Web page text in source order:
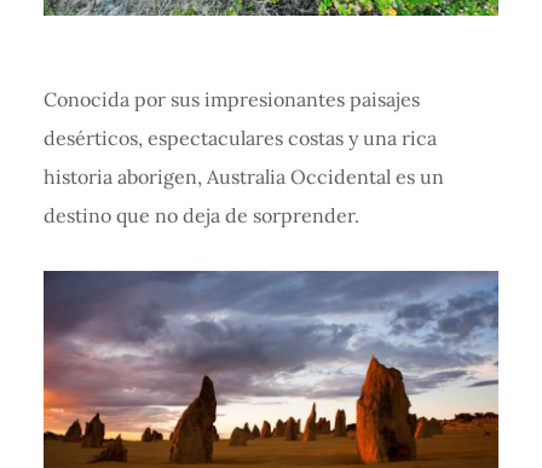
Conocida por sus impresionantes paisajes
desérticos, espectaculares costas y una rica
historia aborigen, Australia Occidental es un
destino que no deja de sorprender.